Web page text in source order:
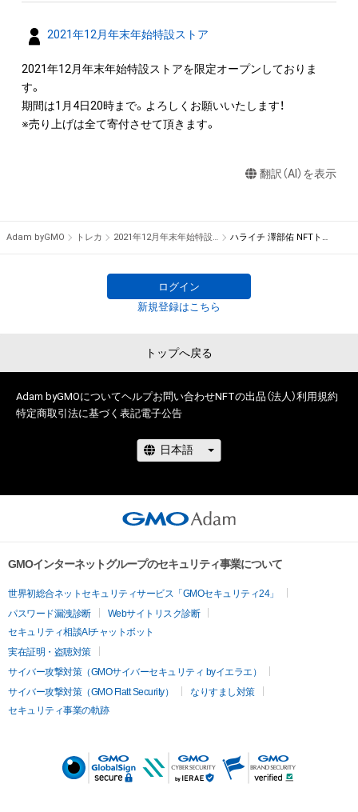
出願する権利を含みます。)を意味します。)は、本アイテムの著
作権を有する方、著作隣接権の権利者またはその管理委託を受
けている者によって保護されています。そのため、本アイテム
を保有していたとしても、本アイテムに関する創作物にかかる
知的財産権を有することを意味しません。
アイテムの保有者が有する権利」の範囲を超えた行為、知的財産
せん。)を行うことはできません。
であると判断した場合、利用をお断りさせていただきます。
・本アイテムの購入、売却および利用に関して、購入者、売却者、
著作隣接権の権利者またはその管理委託を受けている者は、何
【本アイテムにおける禁止事項】
▼アイテムのSNSへのアップロードについて
・アイテム動画の全部、もしくは一部動画や音声・キャプチャを
・保有者限定コンテンツをSNSにアップロードすることを禁止
▼アイテムの鑑賞・利用について
・アイテムの画像を印刷して部屋に飾ることを禁止いたしま
す。
・アイテムの画像を使用してメッセージカードを制作し友達に
送ることを禁止いたします。
することを禁止いたします。
・アイテム画像を使用し、グッズや商品を制作して有料販売、お
2021年12月年末年始特設ストア
2021年12月年末年始特設ストアを限定オープンしておりま
す。
期間は1月4日20時まで。よろしくお願いいたします！
※売り上げは全て寄付させて頂きます。
翻訳（AI）を表示
Adam byGMO トレカ 2021年12月年末年始特設ストア ハライチ 澤部佑 NFTトレーディングカード
ログイン
新規登録はこちら
トップへ戻る
Adam byGMOについてヘルプお問い合わせNFTの出品（法人）利用規約
特定商取引法に基づく表記電子公告
GMOインターネットグループのセキュリティ事業について
世界初総合ネットセキュリティサービス「GMOセキュリティ24」
パスワード漏洩診断
Webサイトリスク診断
セキュリティ相談AIチャットボット
実在証明・盗聴対策
サイバー攻撃対策（GMOサイバーセキュリティ byイエラエ）
サイバー攻撃対策（GMO Flatt Security）
なりすまし対策
セキュリティ事業の軌跡